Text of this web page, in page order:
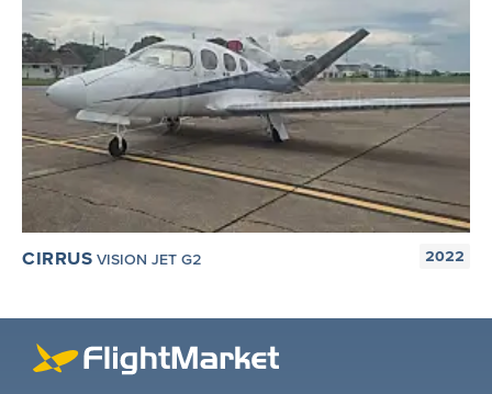
CIRRUS VISION JET G2 2022